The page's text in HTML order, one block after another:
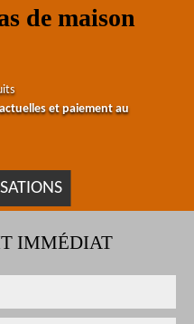
de maison
et paiement au
IMMÉDIAT